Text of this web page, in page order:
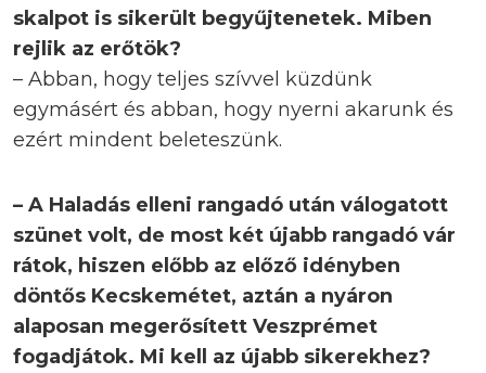
skalpot is sikerült begyűjtenetek. Miben
rejlik az erőtök?
– Abban, hogy teljes szívvel küzdünk
egymásért és abban, hogy nyerni akarunk és
ezért mindent beleteszünk.
– A Haladás elleni rangadó után válogatott
szünet volt, de most két újabb rangadó vár
rátok, hiszen előbb az előző idényben
döntős Kecskemétet, aztán a nyáron
alaposan megerősített Veszprémet
fogadjátok. Mi kell az újabb sikerekhez?